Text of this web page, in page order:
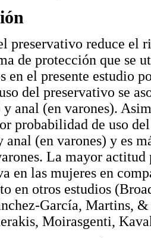
preservativo reduce el
de protección que se
en el presente estudio
del preservativo se
y anal (en varones).
probabilidad de uso
anal (en varones) y es
La mayor
en las mujeres en
en otros estudios
García, Martins,
Moirasgenti,